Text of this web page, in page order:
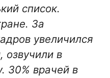
список.
За
увеличился
озвучили в
30% врачей в